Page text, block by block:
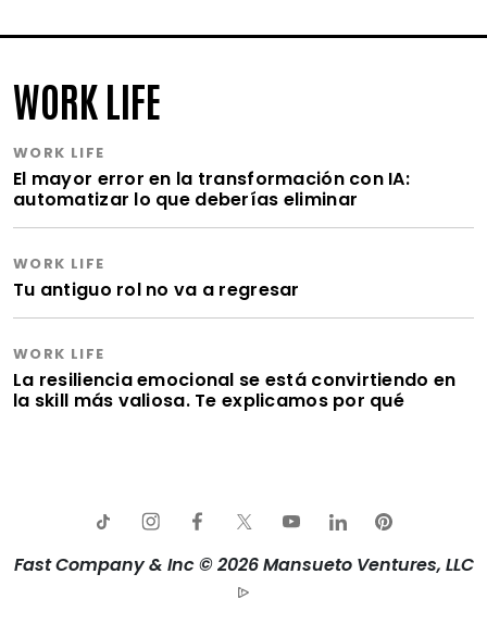
WORK LIFE
WORK LIFE
El mayor error en la transformación con IA:
automatizar lo que deberías eliminar
WORK LIFE
Tu antiguo rol no va a regresar
WORK LIFE
La resiliencia emocional se está convirtiendo en
la skill más valiosa. Te explicamos por qué
Fast Company & Inc © 2026 Mansueto Ventures, LLC